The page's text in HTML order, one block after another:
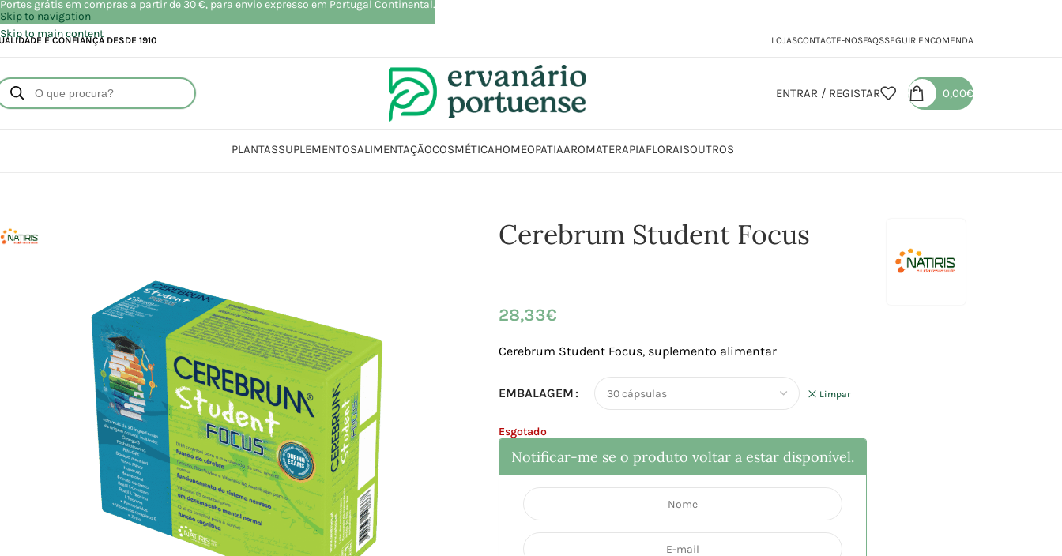
Skip to navigation
Skip to main content
E CONFIANÇA DESDE 1910 LOJASCONTACTE-NOSFAQSSEGUIR ENCOMENDA
ENTRAR / REGISTAR 0,00€
PLANTASSUPLEMENTOSALIMENTAÇÃOCOSMÉTICAHOMEOPATIAAROMATERAPIAFLORAISOUTROS
Cerebrum Student Focus
28,33€
Cerebrum Student Focus, suplemento alimentar
EMBALAGEM Limpar
Esgotado
Notificar-me se o produto voltar a estar disponível.
Portes grátis em compras a partir de 30 €, para envio expresso em Portugal Continental.